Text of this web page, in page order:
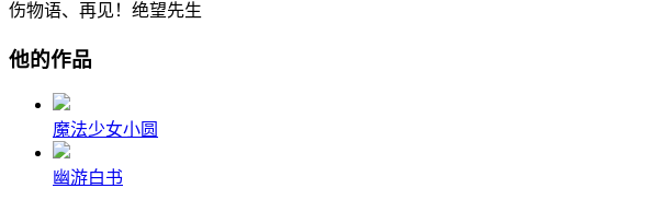
伤物语、再见！绝望先生
他的作品
魔法少女小圆
幽游白书